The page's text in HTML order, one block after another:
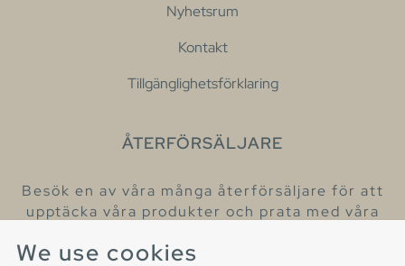
We use cookies
Nyhetsrum
Kontakt
Tillgänglighetsförklaring
ÅTERFÖRSÄLJARE
Besök en av våra många återförsäljare för att
upptäcka våra produkter och prata med våra